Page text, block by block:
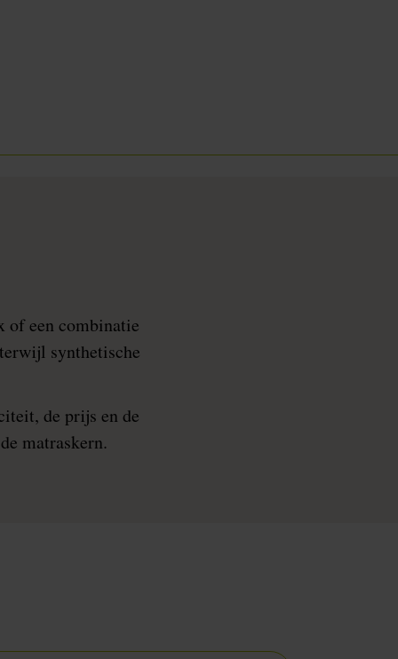
of een combinatie
synthetische
de prijs en de
matraskern.